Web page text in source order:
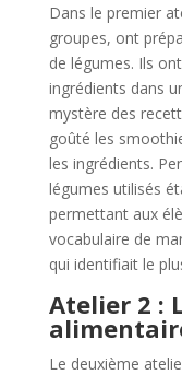
Dans le premier
groupes, ont
de légumes. Ils
ingrédients dans
mystère des
goûté les
les ingrédients.
légumes utilisés
permettant aux
vocabulaire de
qui identifiait le
Atelier 2 :
Le deuxième